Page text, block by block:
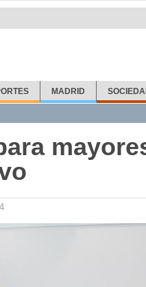
MADRID